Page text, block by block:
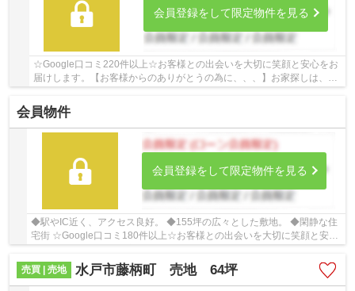
会員登録をして限定物件を見る
☆Google口コミ220件以上☆お客様との出会いを大切に笑顔と安心をお
届けします。【お客様からのありがとうの為に、、、】お家探しは、ひ
会員物件
会員登録をして限定物件を見る
◆駅やIC近く、アクセス良好。 ◆155坪の広々とした敷地。 ◆閑静な住
宅街 ☆Google口コミ180件以上☆お客様との出会いを大切に笑顔と安心
をお届けします。【お客様からのありがとうの為に...
売買 | 売地
水戸市藤柄町 売地 64坪